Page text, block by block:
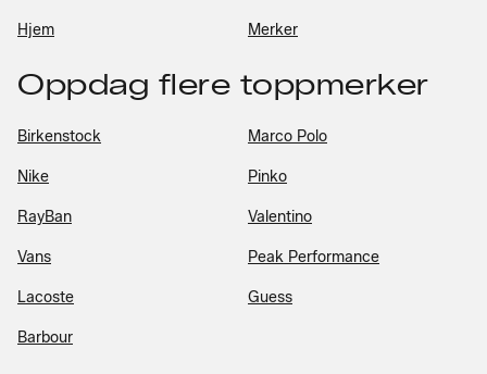
Hjem Merker
Oppdag flere toppmerker
Birkenstock Marco Polo
Nike Pinko
RayBan Valentino
Vans Peak Performance
Lacoste Guess
Barbour